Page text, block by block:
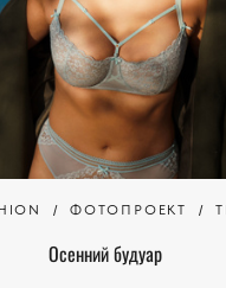
ФОТОПРОЕКТ
Осенний будуар